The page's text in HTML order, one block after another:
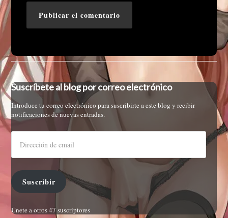
Suscríbete al blog por correo electrónico
Introduce tu correo electrónico para suscribirte a este blog y recibir
notificaciones de nuevas entradas.
Suscribir
Únete a otros 47 suscriptores